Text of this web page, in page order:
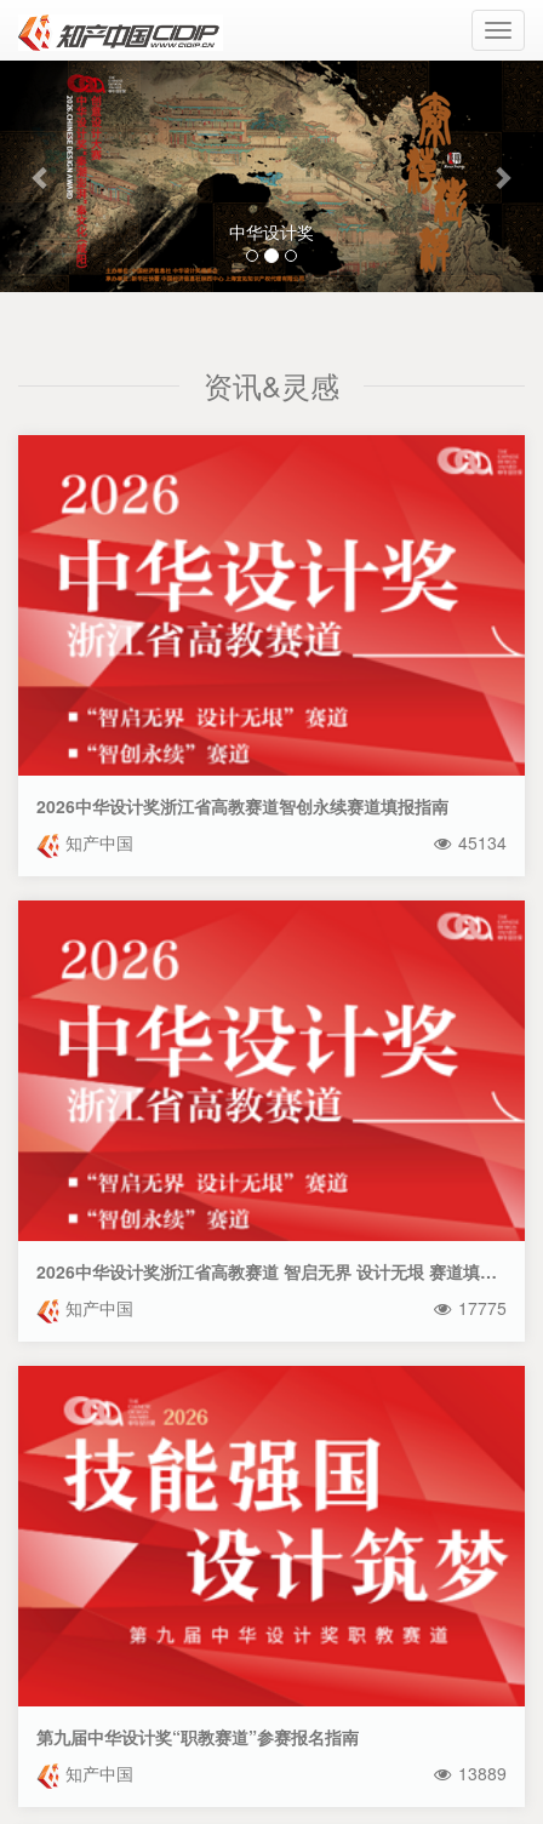
中华设计奖
Previous
资讯&灵感
2026中华设计奖浙江省高教赛道智创永续赛道填报指南
知产中国
45134
2026中华设计奖浙江省高教赛道 智启无界 设计无垠 赛道填报指南
知产中国
17775
第九届中华设计奖“职教赛道”参赛报名指南
知产中国
13889